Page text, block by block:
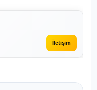
İletişim